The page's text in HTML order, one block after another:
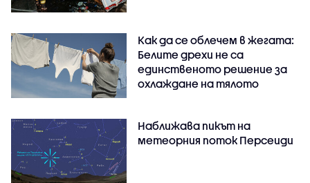
Как да се облечем в жегата:
Белите дрехи не са
единственото решение за
охлаждане на тялото
Наближава пикът на
метеорния поток Персеиди